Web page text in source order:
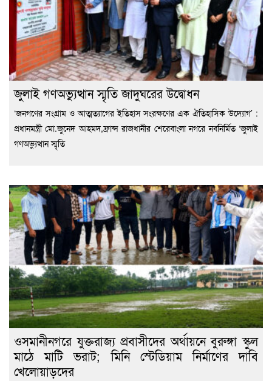
জুলাই গণঅভ্যুত্থান স্মৃতি জাদুঘরের উদ্বোধন
‘জনগণের সংগ্রাম ও আত্মত্যাগের ইতিহাস সংরক্ষণের এক ঐতিহাসিক উদ্যোগ’ :
প্রধানমন্ত্রী মো.জুনেদ আহমদ,ফ্রান্স রাজধানীর শেরেবাংলা নগরে নবনির্মিত ‘জুলাই
গণঅভ্যুত্থান স্মৃতি
ওসমানীনগরে যুক্তরাজ্য প্রবাসীদের অর্থায়নে বুরুঙ্গা স্কুল
মাঠে মাটি ভরাট; মিনি স্টেডিয়াম নির্মাণের দাবি
খেলোয়াড়দের